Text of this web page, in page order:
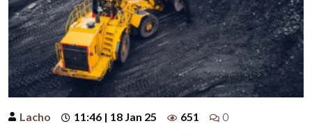
Lacho 11:46 | 18 Jan 25 651 0